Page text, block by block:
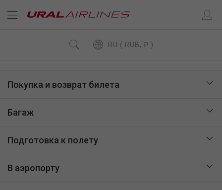
RU ( RUB, ₽ )
Покупка и возврат билета
Багаж
Подготовка к полету
В аэропорту